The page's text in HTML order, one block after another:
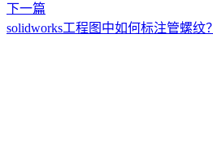
下一篇
solidworks工程图中如何标注管螺纹？